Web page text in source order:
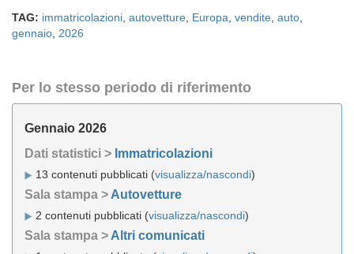
TAG: immatricolazioni autovetture Europa vendite auto
gennaio 2026
Per lo stesso periodo di riferimento
Gennaio 2026
Dati statistici > Immatricolazioni
13 contenuti pubblicati (visualizza/nascondi)
Sala stampa > Autovetture
2 contenuti pubblicati (visualizza/nascondi)
Sala stampa > Altri comunicati